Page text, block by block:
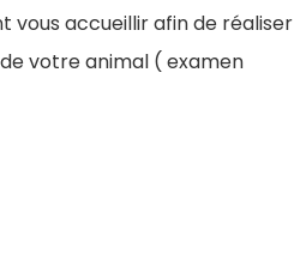
vous accueillir afin de réaliser
votre animal ( examen